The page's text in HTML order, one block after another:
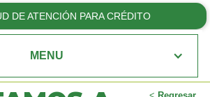
DE ATENCIÓN PARA CRÉDITO
MENU